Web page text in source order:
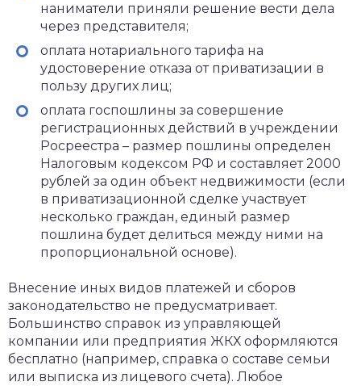
наниматели приняли решение вести дела
через представителя;
оплата нотариального тарифа на
удостоверение отказа от приватизации в
пользу других лиц;
оплата госпошлины за совершение
регистрационных действий в учреждении
Росреестра – размер пошлины определен
Налоговым кодексом РФ и составляет 2000
рублей за один объект недвижимости (если
в приватизационной сделке участвует
несколько граждан, единый размер
пошлина будет делиться между ними на
пропорциональной основе).
Внесение иных видов платежей и сборов
законодательство не предусматривает.
Большинство справок из управляющей
компании или предприятия ЖКХ оформляются
бесплатно (например, справка о составе семьи
или выписка из лицевого счета). Любое